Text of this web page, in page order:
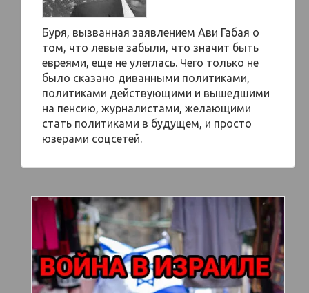
Буря, вызванная заявлением Ави Габая о
том, что левые забыли, что значит быть
евреями, еще не улеглась. Чего только не
было сказано диванными политиками,
политиками действующими и вышедшими
на пенсию, журналистами, желающими
стать политиками в будущем, и просто
юзерами соцсетей.